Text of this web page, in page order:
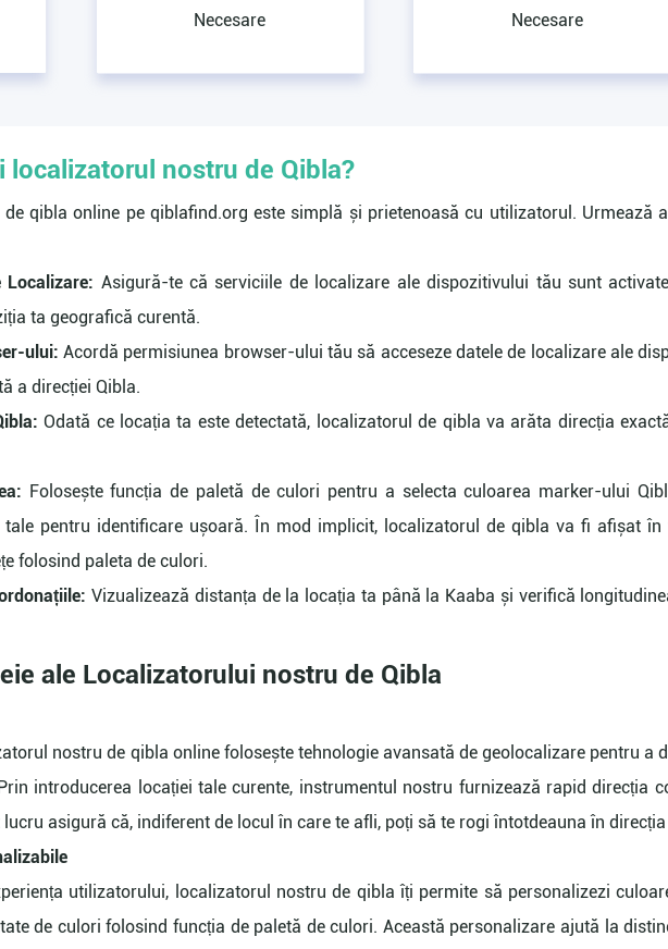
Necesare
Necesare
localizatorul nostru de Qibla?
qibla online pe qiblafind.org este simplă și prietenoasă cu utilizatorul. Urmează
Localizare: Asigură-te că serviciile de localizare ale dispozitivului tău sunt
ta geografică curentă.
ului: Acordă permisiunea browser-ului tău să acceseze datele de localizare ale
a direcției Qibla.
Odată ce locația ta este detectată, localizatorul de qibla va arăta direcția
Folosește funcția de paletă de culori pentru a selecta culoarea marker-ului
tale pentru identificare ușoară. În mod implicit, localizatorul de qibla va fi afișat
folosind paleta de culori.
Vizualizează distanța de la locația ta până la Kaaba și verifică
ale Localizatorului nostru de Qibla
nostru de qibla online folosește tehnologie avansată de geolocalizare pentru a
introducerea locației tale curente, instrumentul nostru furnizează rapid direcția
asigură că, indiferent de locul în care te afli, poți să te rogi întotdeauna în
utilizatorului, localizatorul nostru de qibla îți permite să personalizezi
de culori folosind funcția de paletă de culori. Această personalizare ajută la